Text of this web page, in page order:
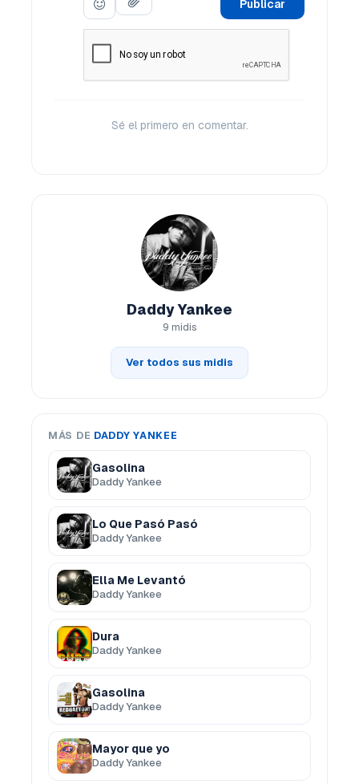
Publicar
Sé el primero en comentar.
Daddy Yankee
9 midis
Ver todos sus midis
MÁS DE DADDY YANKEE
Gasolina
Daddy Yankee
Lo Que Pasó Pasó
Daddy Yankee
Ella Me Levantó
Daddy Yankee
Dura
Daddy Yankee
Gasolina
Daddy Yankee
Mayor que yo
Daddy Yankee